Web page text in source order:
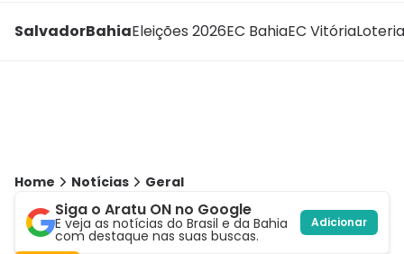
SalvadorBahiaEleições 2026EC BahiaEC Vitória
Home Notícias Geral
Siga o Aratu ON no Google
E veja as notícias do Brasil e da Bahia
com destaque nas suas buscas.
Adicionar